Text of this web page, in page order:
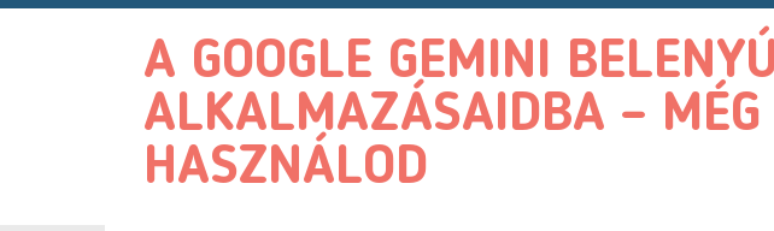
A GOOGLE GEMINI
ALKALMAZÁSAIDBA –
HASZNÁLOD